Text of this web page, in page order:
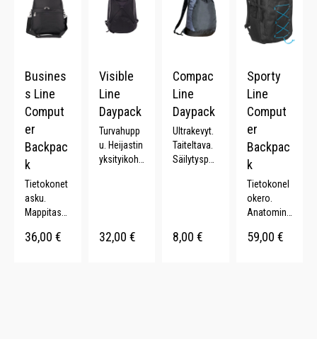
Busines
s Line
Comput
er
Backpac
k
Tietokonet
asku.
Mappitask
Irrotettava
36,00 €
Visible
Line
Daypack
Turvahupp
u. Heijastin
yksityikohd
. 20 L.
32,00 €
Compac
Line
Daypack
Ultrakevyt.
Taiteltava.
Säilytyspu
8,00 €
Sporty
Line
Comput
er
Backpac
k
Tietokonel
okero.
Anatomine
Säädettävä
59,00 €